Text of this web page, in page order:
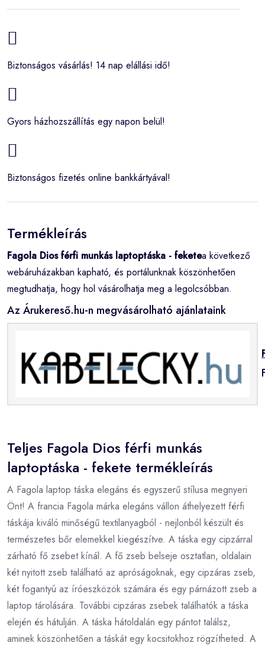
Biztonságos vásárlás! 14 nap elállási idő!
Gyors házhozszállítás egy napon belül!
Biztonságos fizetés online bankkártyával!
Termékleírás
Fagola Dios férfi munkás laptoptáska - feketea következő
webáruházakban kapható, és portálunknak köszönhetően
megtudhatja, hogy hol vásárolhatja meg a legolcsóbban.
Az Árukereső.hu-n megvásárolható ajánlataink
Teljes Fagola Dios férfi munkás
laptoptáska - fekete termékleírás
A Fagola laptop táska elegáns és egyszerű stílusa megnyeri
Önt! A francia Fagola márka elegáns vállon áthelyezett férfi
táskája kiváló minőségű textilanyagból - nejlonból készült és
természetes bőr elemekkel kiegészítve. A táska egy cipzárral
zárható fő zsebet kínál. A fő zseb belseje osztatlan, oldalain
két nyitott zseb található az apróságoknak, egy cipzáras zseb,
két fogantyú az íróeszközök számára és egy párnázott zseb a
laptop tárolására. További cipzáras zsebek találhatók a táska
elején és hátulján. A táska hátoldalán egy pántot találsz,
aminek köszönhetően a táskát egy kocsitokhoz rögzítheted. A